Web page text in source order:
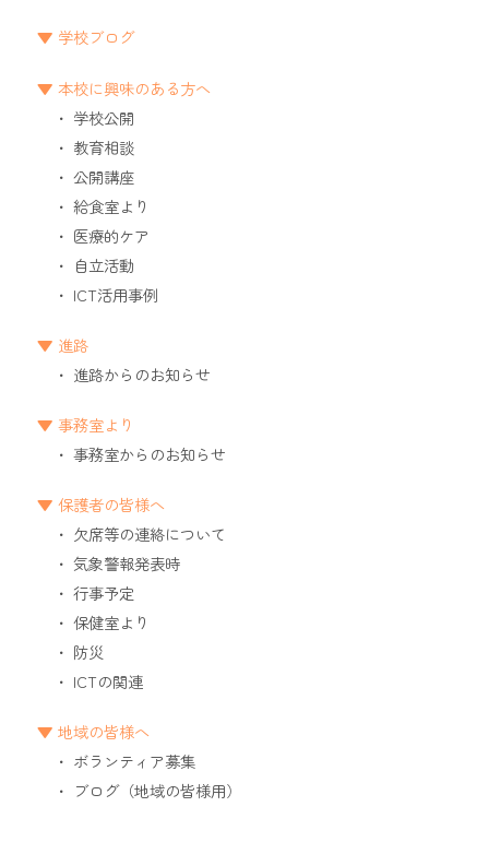
学校ブログ
本校に興味のある方へ
学校公開
教育相談
公開講座
給食室より
医療的ケア
自立活動
ICT活用事例
進路
進路からのお知らせ
事務室より
事務室からのお知らせ
保護者の皆様へ
欠席等の連絡について
気象警報発表時
行事予定
保健室より
防災
ICTの関連
地域の皆様へ
ボランティア募集
ブログ（地域の皆様用）